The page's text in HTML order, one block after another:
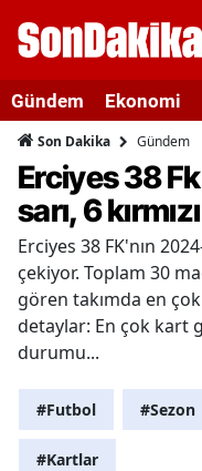
Gündem Ekonomi
Son Dakika Gündem
Erciyes 38
sarı, 6 kırmızı
Erciyes 38 FK'nın
çekiyor. Toplam 30
gören takımda en
detaylar: En çok kart
durumu...
#Futbol #Sezon
#Kartlar